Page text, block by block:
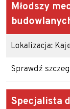
Młodszy
Lokalizacja:
Sprawdź
Specjalista